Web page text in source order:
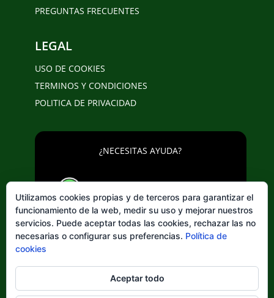
PREGUNTAS FRECUENTES
LEGAL
USO DE COOKIES
TERMINOS Y CONDICIONES
POLITICA DE PRIVACIDAD
¿NECESITAS AYUDA?
Elegir
Utilizamos cookies propias y de terceros para garantizar el
funcionamiento de la web, medir su uso y mejorar nuestros
servicios. Puede aceptar todas las cookies, rechazar las no
necesarias o configurar sus preferencias. Política de
cookies
Aceptar todo